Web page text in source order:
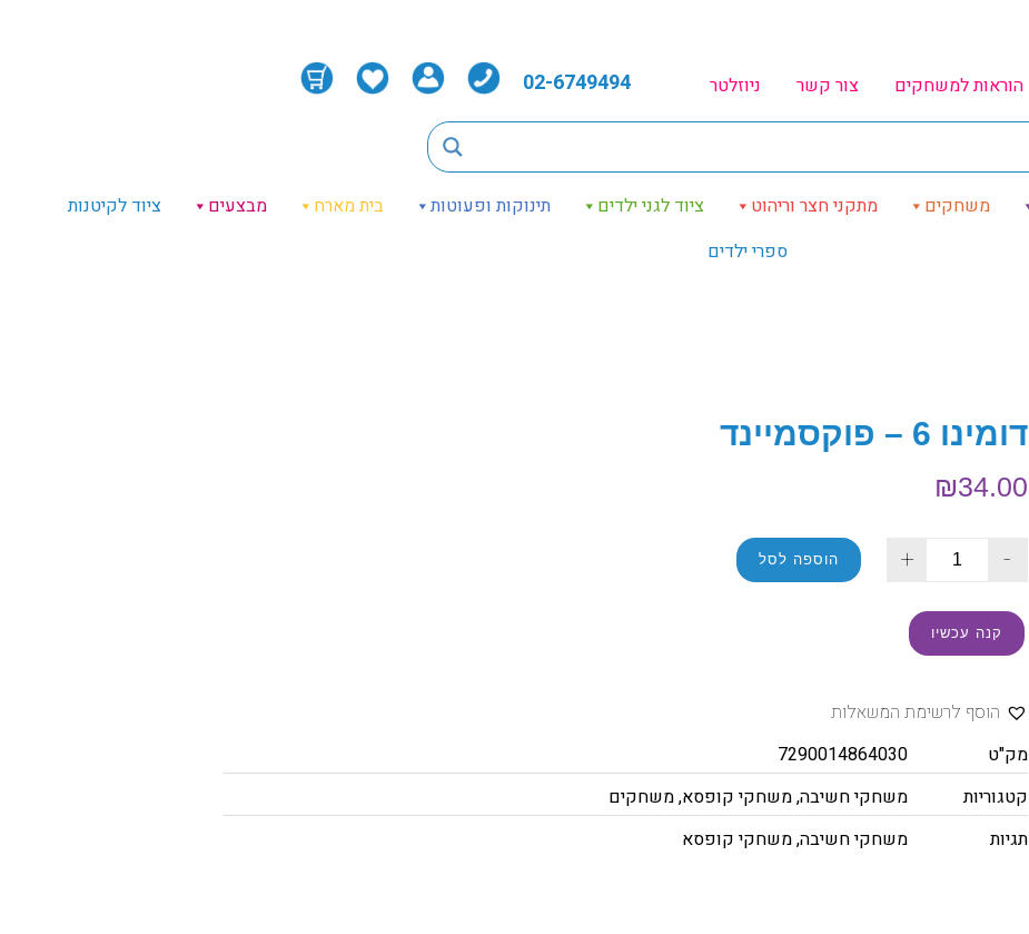
הוראות למשחקים צור קשר ניוזלטר 02-6749494
משחקים מתקני חצר וריהוט ציוד לגני ילדים תינוקות ופעוטות בית מארח מבצעים
ציוד לקיטנות
ספרי ילדים
דומינו 6 – פוקסמיינד
₪34.00
-
+ הוספה לסל
קנה עכשיו
הוסף לרשימת המשאלות
מק"ט
7290014864030
קטגוריות
משחקי חשיבה,משחקי קופסא,משחקים
תגיות
משחקי חשיבה,משחקי קופסא